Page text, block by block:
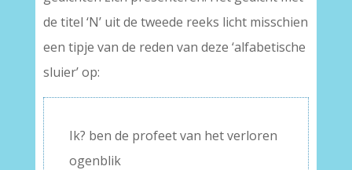
de titel ‘N’ uit de tweede reeks licht misschien
een tipje van de reden van deze ‘alfabetische
sluier’ op:
Ik? ben de profeet van het verloren
ogenblik